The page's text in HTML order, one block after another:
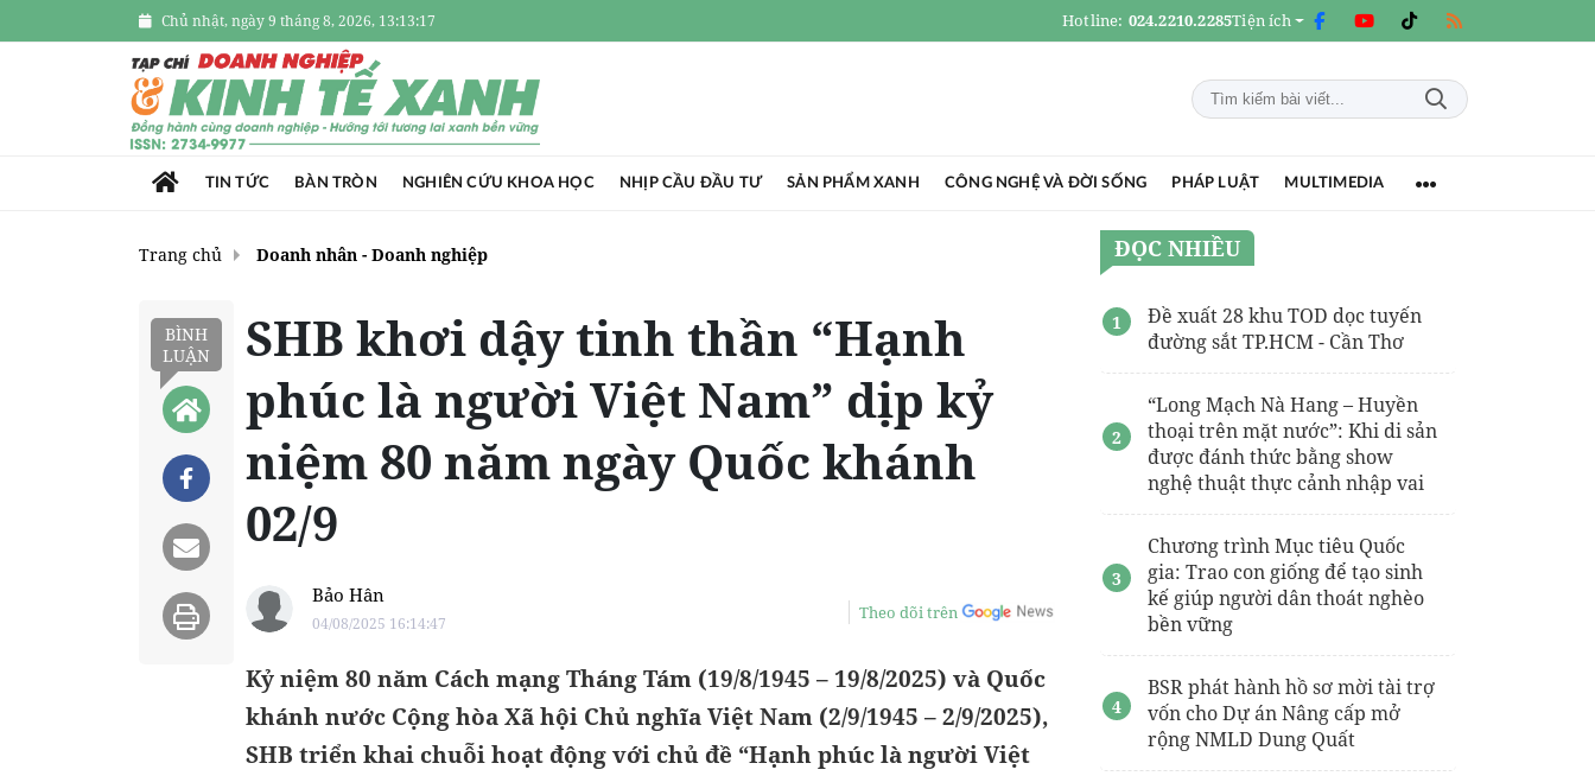
Chủ nhật, ngày 9 tháng 8, 2026, 13:13:18 Hotline: 024.2210.2285Tiện ích
TIN TỨC BÀN TRÒN NGHIÊN CỨU KHOA HỌC NHỊP CẦU ĐẦU TƯ SẢN PHẨM XANH CÔNG NGHỆ VÀ ĐỜI SỐNG PHÁP LUẬT MULTIMEDIA
Trang chủ Doanh nhân - Doanh nghiệp
BÌNH
LUẬN
SHB khơi dậy tinh thần “Hạnh
phúc là người Việt Nam” dịp kỷ
niệm 80 năm ngày Quốc khánh
02/9
Bảo Hân
04/08/2025 16:14:47
Theo dõi trên
Kỷ niệm 80 năm Cách mạng Tháng Tám (19/8/1945 – 19/8/2025) và Quốc
khánh nước Cộng hòa Xã hội Chủ nghĩa Việt Nam (2/9/1945 – 2/9/2025),
SHB triển khai chuỗi hoạt động với chủ đề “Hạnh phúc là người Việt
ĐỌC NHIỀU
Đề xuất 28 khu TOD dọc tuyến
đường sắt TP.HCM - Cần Thơ
“Long Mạch Nà Hang – Huyền
thoại trên mặt nước”: Khi di sản
được đánh thức bằng show
nghệ thuật thực cảnh nhập vai
Chương trình Mục tiêu Quốc
gia: Trao con giống để tạo sinh
kế giúp người dân thoát nghèo
bền vững
BSR phát hành hồ sơ mời tài trợ
vốn cho Dự án Nâng cấp mở
rộng NMLD Dung Quất